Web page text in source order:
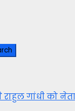
गांधी को नेता